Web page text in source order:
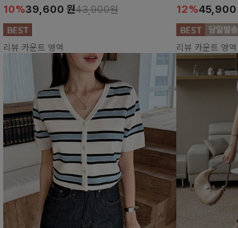
10%39,600 원43,900원
리뷰 카운트 영역
12%45,900
리뷰 카운트 영역